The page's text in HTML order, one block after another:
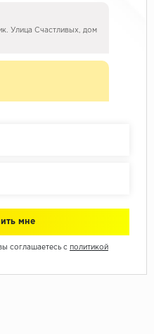
Улица Счастливых, дом
соглашаетесь с политикой